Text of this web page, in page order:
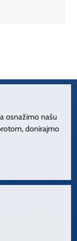
osnažimo našu
donirajmo